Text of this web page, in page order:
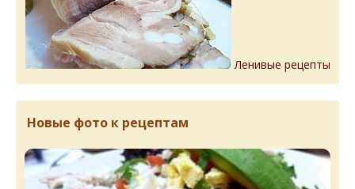
Ленивые рецепты
Новые фото к рецептам